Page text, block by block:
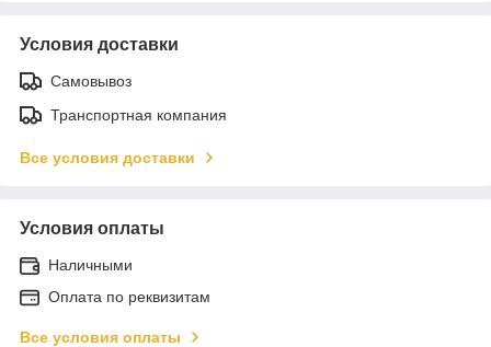
Условия доставки
Самовывоз
Транспортная компания
Все условия доставки
Условия оплаты
Наличными
Оплата по реквизитам
Все условия оплаты